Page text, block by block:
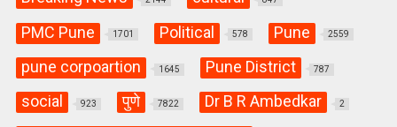
PMC Pune 1701 Political 578 Pune 2559
pune corpoartion 1645 Pune District 787
social 923 पुणे 7822 Dr B R Ambedkar 2